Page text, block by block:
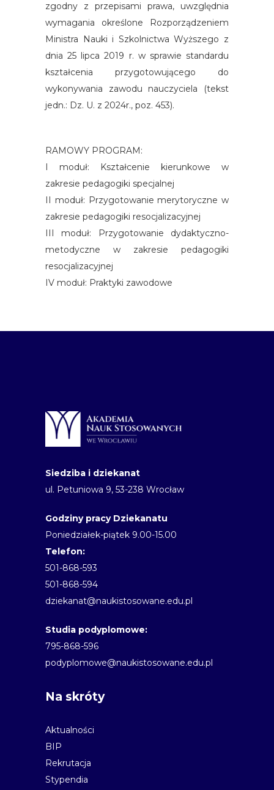
zgodny z przepisami prawa, uwzględnia
wymagania określone Rozporządzeniem
Ministra Nauki i Szkolnictwa Wyższego z
dnia 25 lipca 2019 r. w sprawie standardu
kształcenia przygotowującego do
wykonywania zawodu nauczyciela (tekst
jedn.: Dz. U. z 2024r., poz. 453).
RAMOWY PROGRAM:
I moduł: Kształcenie kierunkowe w
zakresie pedagogiki specjalnej
II moduł: Przygotowanie merytoryczne w
zakresie pedagogiki resocjalizacyjnej
III moduł: Przygotowanie dydaktyczno-
metodyczne w zakresie pedagogiki
resocjalizacyjnej
IV moduł: Praktyki zawodowe
Siedziba i dziekanat
ul. Petuniowa 9, 53-238 Wrocław
Godziny pracy Dziekanatu
Poniedziałek-piątek 9.00-15.00
Telefon:
501-868-593
501-868-594
dziekanat@naukistosowane.edu.pl
Studia podyplomowe:
795-868-596
podyplomowe@naukistosowane.edu.pl
Na skróty
Aktualności
BIP
Rekrutacja
Stypendia